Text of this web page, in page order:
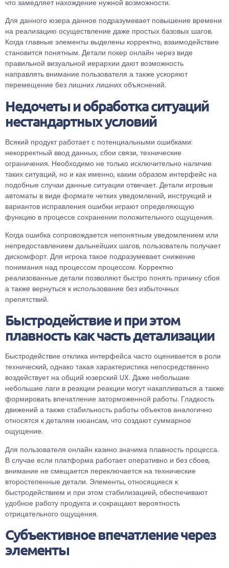
что замедляет нахождение нужной возможности.
Для данного юзера данное подразумевает повышение времени
на реализацию осуществление даже простых базовых шагов.
Когда главные элементы выделены корректно, взаимодействие
становится понятным. Детали покер онлайн через виде
правильной визуальной иерархии дают возможность
направлять внимание пользователя а также ускоряют
перемещение без лишних лишних объяснений.
Недочеты и обработка ситуаций
нестандартных условий
Всякий продукт работает с потенциальными ошибками:
некорректный ввод данных, сбои связи, технические
ограничения. Необходимо не только исключительно наличие
таких ситуаций, но и как именно, каким образом интерфейс на
подобные случаи данные ситуации отвечает. Детали игровые
автоматы в виде формате четких уведомлений, инструкций и
вариантов исправления ошибки играют определяющую
функцию в процессе сохранении положительного ощущения.
Когда ошибка сопровождается непонятным уведомлением или
непредоставлением дальнейших шагов, пользователь получает
дискомфорт. Для игрока такое подразумевает снижение
понимания над процессом процессом. Корректно
реализованные детали позволяют быстро понять причину сбоя
а также вернуться к использование без избыточных
препятствий.
Быстродействие и при этом
плавность как часть детализации
Быстродействие отклика интерфейса часто оценивается в роли
технический, однако такая характеристика непосредственно
воздействует на общий юзерский UX. Даже небольшие
небольшие лаги в реакции реакции могут накапливаться а также
формировать впечатление заторможенной работы. Гладкость
движений а также стабильность работы объектов аналогично
относятся к деталям нюансам, что создают суммарное
ощущение.
Для пользователя онлайн казино значима плавность процесса.
В случае если платформа работает оперативно и без сбоев,
внимание не смещается переключается на технические
второстепенные детали. Элементы, относящиеся к
быстродействием и при этом стабилизацией, обеспечивают
удобное работу продукта и сокращают вероятность
отрицательного ощущения.
Субъективное впечатление через
элементы